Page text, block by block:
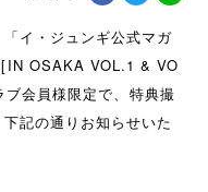
イ・ジュンギ公式マガ
[IN OSAKA VOL.1 & VO
会員様限定で、特典撮
記の通りお知らせいた